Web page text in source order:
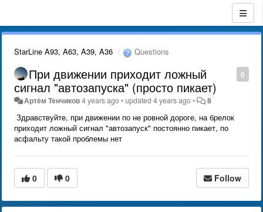
StarLine A93, A63, A39, A36 Questions
0
При движении приходит ложный
сигнал "автозапуска" (просто пикает)
Артём Тенчиков4 years ago•updated4 years ago• 8
Здравствуйте, при движении по не ровной дороге, на брелок
приходит ложный сигнал "автозапуск" постоянно пикает, по
асфальту такой проблемы нет
0 0 Follow